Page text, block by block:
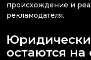
происхождение и
рекламодателя.
остаются